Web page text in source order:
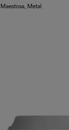
Maestosa, Metal